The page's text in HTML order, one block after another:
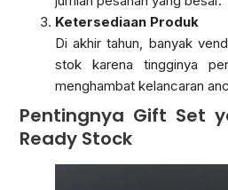
Ketersediaan Produk
Di akhir tahun, banyak
stok karena tingginya
menghambat kelancaran
Pentingnya Gift Set
Ready Stock